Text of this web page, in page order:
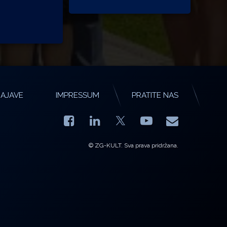
IMPRESSUM PRATITE NAS
Facebook
LinkedIn YouTube
E-mail
© ZG-KULT. Sva prava pridržana.